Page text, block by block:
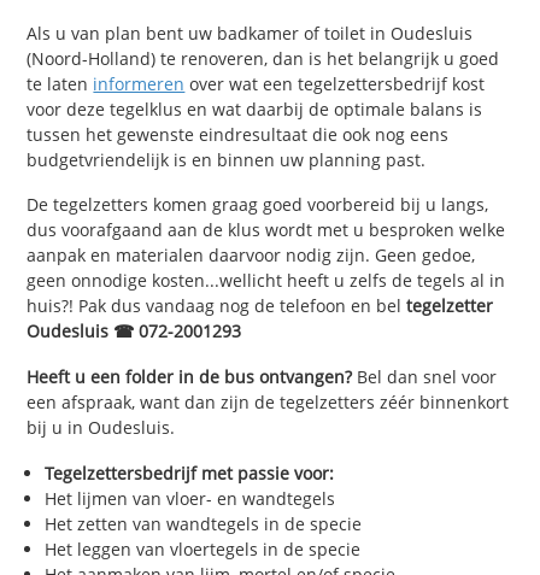
Als u van plan bent uw badkamer of toilet in Oudesluis
(Noord-Holland) te renoveren, dan is het belangrijk u goed
te laten informeren over wat een tegelzettersbedrijf kost
voor deze tegelklus en wat daarbij de optimale balans is
tussen het gewenste eindresultaat die ook nog eens
budgetvriendelijk is en binnen uw planning past.
De tegelzetters komen graag goed voorbereid bij u langs,
dus voorafgaand aan de klus wordt met u besproken welke
aanpak en materialen daarvoor nodig zijn. Geen gedoe,
geen onnodige kosten...wellicht heeft u zelfs de tegels al in
huis?! Pak dus vandaag nog de telefoon en beltegelzetter
Oudesluis ☎ 072-2001293
Heeft u een folder in de bus ontvangen?Bel dan snel voor
een afspraak, want dan zijn de tegelzetters zéér binnenkort
bij u in Oudesluis.
Tegelzettersbedrijf met passie voor:
Het lijmen van vloer- en wandtegels
Het zetten van wandtegels in de specie
Het leggen van vloertegels in de specie